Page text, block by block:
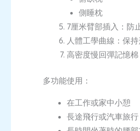
側睡枕
7厘米臂部插入：防
人體工學曲線：保
高密度慢回彈記憶
多功能使用：
在工作或家中小憩
長途飛行或汽車旅行